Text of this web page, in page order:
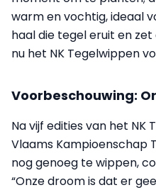
warm en vochtig, ideaal
haal die tegel eruit en
nu het NK Tegelwippen
Voorbeschouwing:
Na vijf edities van het NK
Vlaams Kampioenschap
nog genoeg te wippen,
“Onze droom is dat er